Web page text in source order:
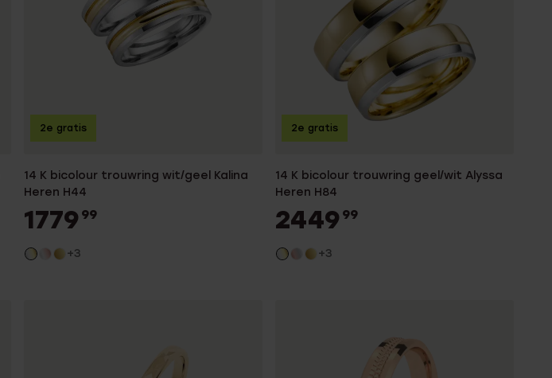
14 K bicolour trouwring wit/geel Kalina
Heren H44
1779 99
+3
2e gratis
14 K bicolour trouwring geel/wit Alyssa
Heren H84
2449 99
+3
2e gratis